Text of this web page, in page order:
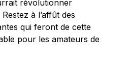
révolutionner
à l’affût des
qui feront de cette
pour les amateurs de